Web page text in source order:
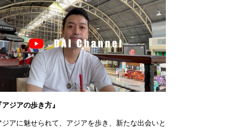
アジアの歩き方』
ジアに魅せられて、アジアを歩き、新たな出会いと